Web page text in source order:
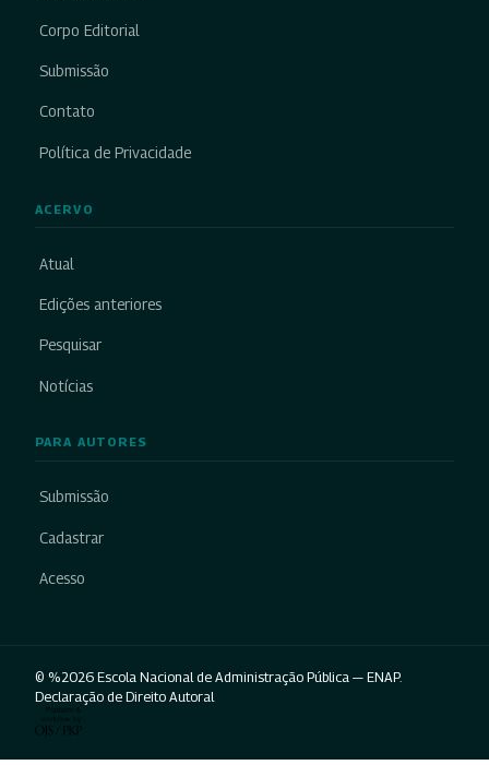
Corpo Editorial
Submissão
Contato
Política de Privacidade
ACERVO
Atual
Edições anteriores
Pesquisar
Notícias
PARA AUTORES
Submissão
Cadastrar
Acesso
© %2026 Escola Nacional de Administração Pública — ENAP.
Declaração de Direito Autoral